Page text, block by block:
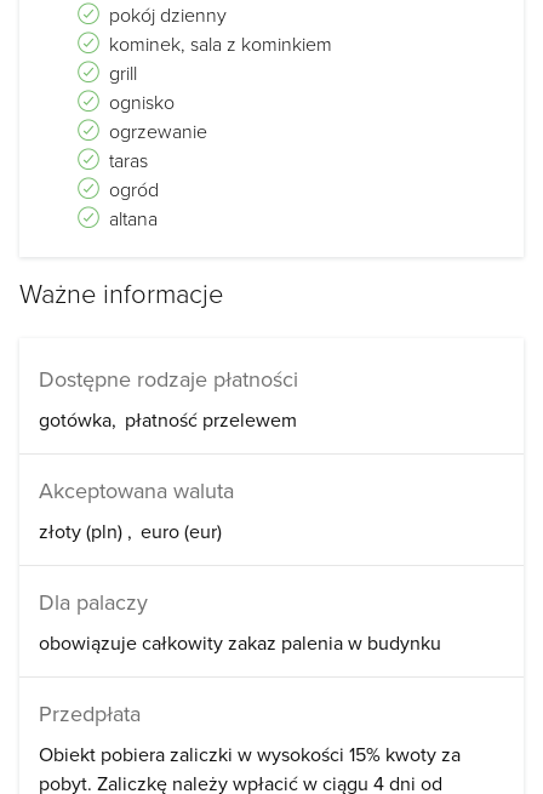
pokój dzienny
kominek, sala z kominkiem
grill
ognisko
ogrzewanie
taras
ogród
altana
Ważne informacje
Dostępne rodzaje płatności
gotówka płatność przelewem
Akceptowana waluta
złoty (pln) euro (eur)
Dla palaczy
obowiązuje całkowity zakaz palenia w budynku
Przedpłata
Obiekt pobiera zaliczki w wysokości 15% kwoty za
pobyt. Zaliczkę należy wpłacić w ciągu 4 dni od